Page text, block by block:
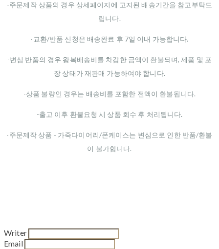
-주문제작 상품의 경우 상세페이지에 고지된 배송기간을 참고부탁드
립니다.
-교환/반품 신청은 배송완료 후 7일 이내 가능합니다.
-변심 반품의 경우 왕복배송비를 차감한 금액이 환불되며, 제품 및 포
장 상태가 재판매 가능하여야 합니다.
-상품 불량인 경우는 배송비를 포함한 전액이 환불됩니다.
-출고 이후 환불요청 시 상품 회수 후 처리됩니다.
-주문제작 상품 - 가죽다이어리/폰케이스는 변심으로 인한 반품/환불
이 불가합니다.
Writer
Email